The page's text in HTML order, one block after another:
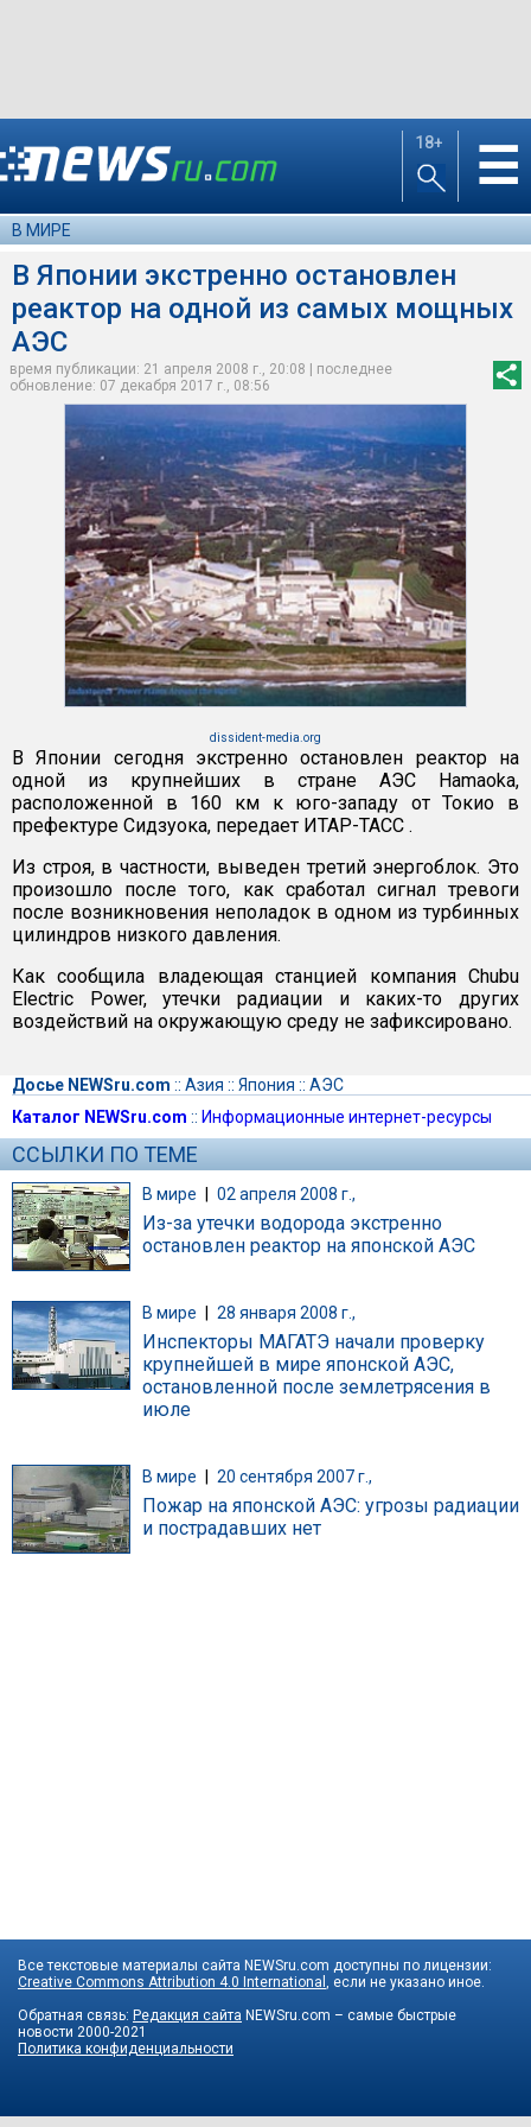
18+ ☰
В МИРЕ
В Японии экстренно остановлен
реактор на одной из самых мощных
АЭС
время публикации: 21 апреля 2008 г., 20:08 | последнее
обновление: 07 декабря 2017 г., 08:56
dissident-media.org
В Японии сегодня экстренно остановлен реактор на
одной из крупнейших в стране АЭС Hamaoka,
расположенной в 160 км к юго-западу от Токио в
префектуре Сидзуока, передает ИТАР-ТАСС .
Из строя, в частности, выведен третий энергоблок. Это
произошло после того, как сработал сигнал тревоги
после возникновения неполадок в одном из турбинных
цилиндров низкого давления.
Как сообщила владеющая станцией компания Chubu
Electric Power, утечки радиации и каких-то других
воздействий на окружающую среду не зафиксировано.
Досье NEWSru.com :: Азия :: Япония :: АЭС
Каталог NEWSru.com :: Информационные интернет-ресурсы
ССЫЛКИ ПО ТЕМЕ
В мире | 02 апреля 2008 г.,
Из-за утечки водорода экстренно
остановлен реактор на японской АЭС
В мире 28 января 2008 г.,
Инспекторы МАГАТЭ начали проверку
крупнейшей в мире японской АЭС,
остановленной после землетрясения в
июле
В мире 20 сентября 2007 г.,
Пожар на японской АЭС: угрозы радиации
и пострадавших нет
Все текстовые материалы сайта NEWSru.com доступны по лицензии:
Creative Commons Attribution 4.0 International , если не указано иное.
Обратная связь: Редакция сайта NEWSru.com – самые быстрые
новости 2000-2021
Политика конфиденциальности